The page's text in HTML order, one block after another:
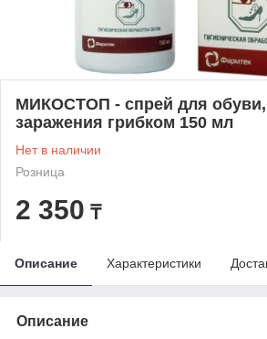
МИКОСТОП - спрей для
заражения грибком 150 мл
Нет в наличии
Розница
2 350 ₸
Описание Характеристики
Описание